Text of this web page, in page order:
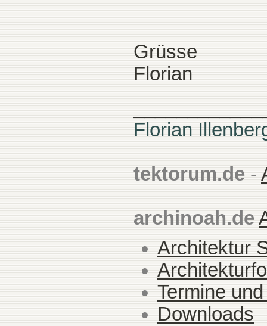
Grüsse
Florian
Florian
tektorum.de -
archinoah.de
Architektur
Termine
Downloads